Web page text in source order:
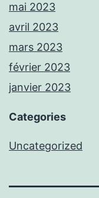
mai 2023
avril 2023
mars 2023
février 2023
janvier 2023
Categories
Uncategorized